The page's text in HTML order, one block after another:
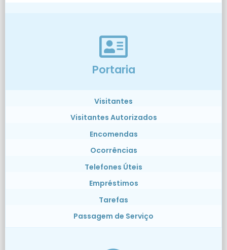
Portaria
Visitantes
Visitantes Autorizados
Encomendas
Ocorrências
Telefones Úteis
Empréstimos
Tarefas
Passagem de Serviço